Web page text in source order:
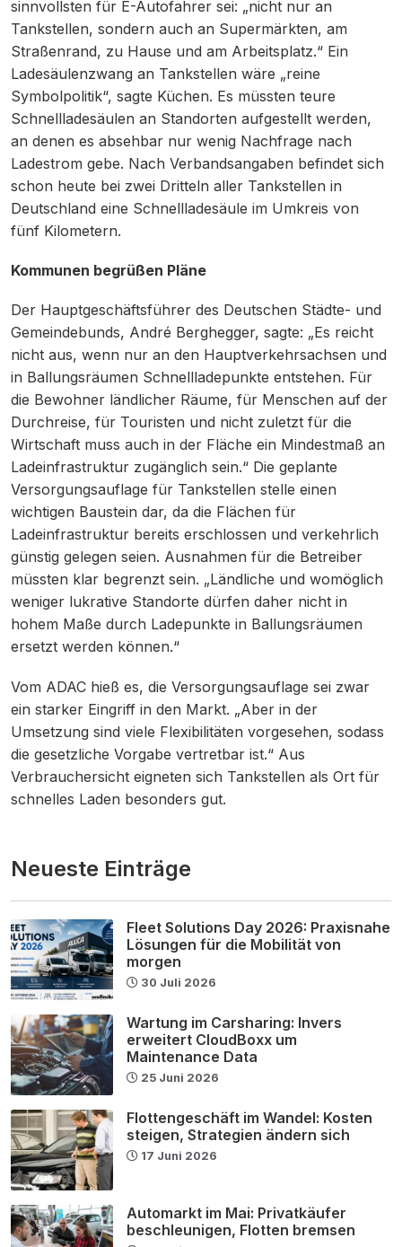
sinnvollsten für E-Autofahrer sei: „nicht nur an
Tankstellen, sondern auch an Supermärkten, am
Straßenrand, zu Hause und am Arbeitsplatz.“ Ein
Ladesäulenzwang an Tankstellen wäre „reine
Symbolpolitik“, sagte Küchen. Es müssten teure
Schnellladesäulen an Standorten aufgestellt werden,
an denen es absehbar nur wenig Nachfrage nach
Ladestrom gebe. Nach Verbandsangaben befindet sich
schon heute bei zwei Dritteln aller Tankstellen in
Deutschland eine Schnellladesäule im Umkreis von
fünf Kilometern.
Kommunen begrüßen Pläne
Der Hauptgeschäftsführer des Deutschen Städte- und
Gemeindebunds, André Berghegger, sagte: „Es reicht
nicht aus, wenn nur an den Hauptverkehrsachsen und
in Ballungsräumen Schnellladepunkte entstehen. Für
die Bewohner ländlicher Räume, für Menschen auf der
Durchreise, für Touristen und nicht zuletzt für die
Wirtschaft muss auch in der Fläche ein Mindestmaß an
Ladeinfrastruktur zugänglich sein.“ Die geplante
Versorgungsauflage für Tankstellen stelle einen
wichtigen Baustein dar, da die Flächen für
Ladeinfrastruktur bereits erschlossen und verkehrlich
günstig gelegen seien. Ausnahmen für die Betreiber
müssten klar begrenzt sein. „Ländliche und womöglich
weniger lukrative Standorte dürfen daher nicht in
hohem Maße durch Ladepunkte in Ballungsräumen
ersetzt werden können.“
Vom ADAC hieß es, die Versorgungsauflage sei zwar
ein starker Eingriff in den Markt. „Aber in der
Umsetzung sind viele Flexibilitäten vorgesehen, sodass
die gesetzliche Vorgabe vertretbar ist.“ Aus
Verbrauchersicht eigneten sich Tankstellen als Ort für
schnelles Laden besonders gut.
Neueste Einträge
Fleet Solutions Day 2026: Praxisnahe
Lösungen für die Mobilität von
morgen
30 Juli 2026
Wartung im Carsharing: Invers
erweitert CloudBoxx um
Maintenance Data
25 Juni 2026
Flottengeschäft im Wandel: Kosten
steigen, Strategien ändern sich
17 Juni 2026
Automarkt im Mai: Privatkäufer
beschleunigen, Flotten bremsen